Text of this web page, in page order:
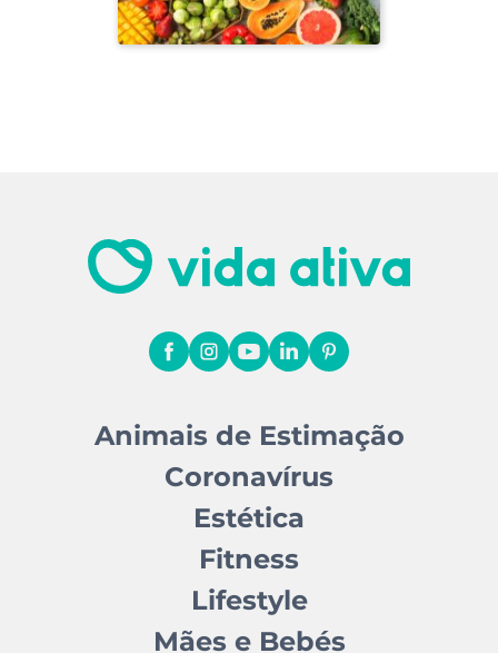
Animais de Estimação
Coronavírus
Estética
Fitness
Lifestyle
Mães e Bebés